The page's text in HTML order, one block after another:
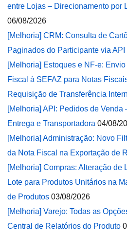
entre Lojas – Direcionamento por
06/08/2026
[Melhoria] CRM: Consulta de
Paginados do Participante via API
[Melhoria] Estoques e NF-e:
Fiscal à SEFAZ para Notas
Requisição de Transferência
[Melhoria] API: Pedidos de
Entrega e Transportadora 04/08/
[Melhoria] Administração: Novo
da Nota Fiscal na Exportação de
[Melhoria] Compras: Alteração de
Lote para Produtos Unitários na
de Produtos 03/08/2026
[Melhoria] Varejo: Todas as
Central de Relatórios do Produto